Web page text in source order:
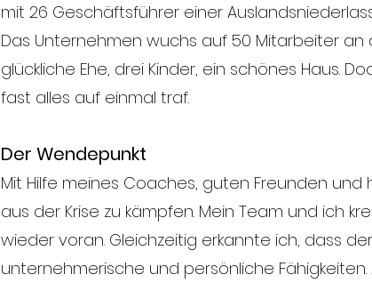
mit 26 Geschäftsführer einer
Das Unternehmen wuchs auf 50 Mitarbeiter an
glückliche Ehe, drei Kinder, ein schönes Haus.
fast alles auf einmal traf.
Der Wendepunkt
Mit Hilfe meines Coaches, guten Freunden
aus der Krise zu kämpfen. Mein Team und ich
wieder voran. Gleichzeitig erkannte ich, dass
unternehmerische und persönliche